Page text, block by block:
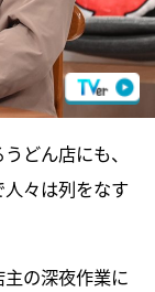
どん店にも、
々は列をなす
の深夜作業に